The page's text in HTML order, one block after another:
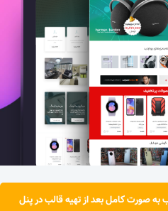
به صورت کامل بعد از تهیه قالب در پنل